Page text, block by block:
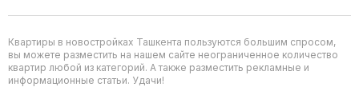
Квартиры в новостройках Ташкента пользуются большим спросом,
вы можете разместить на нашем сайте неограниченное количество
квартир любой из категорий. А также разместить рекламные и
информационные статьи. Удачи!